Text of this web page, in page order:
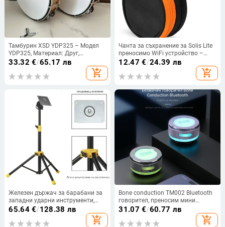
Тамбурин XSD YDP325 – Модел
YDP325, Материал: Друг,
Опаковка: Opp bag, За музикални
33.32 €/65.17 лв
add_shopping_cart
Чанта за съхранение за Solis Lite
преносимо WiFi устройство –
найлонова чанта (Модел: 404-
E002-050038; Тип: Чанта за
съхранение; Материал: Нейлон;
устройство)
12.47 €/24.39 лв
add_shopping_cart
Железен държач за барабани за
западни ударни инструменти,
част от аксесоарите за
65.64€/128.38 лв
add_shopping_cart
Bone conduction TM002 Bluetooth
говорител, преносим мини
субуфер, метално тяло; Bluetooth
5.3, честотен диапазон 100 Hz–
20 kHz, SNR ≥75 dB, 3 W, IPX6
31.07 €/60.77 лв
add_shopping_cart